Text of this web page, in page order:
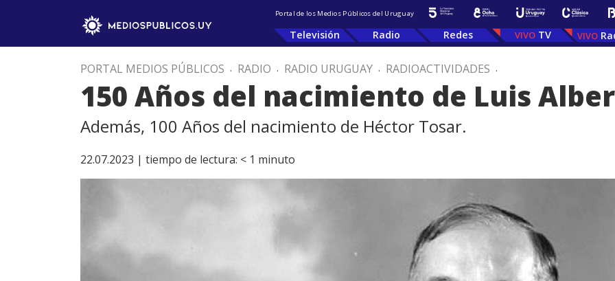
Portal de los Medios Públicos del Uruguay
Televisión Radio Redes TV
PORTAL MEDIOS PÚBLICOS . RADIO . RADIO URUGUAY . RADIOACTIVIDADES .
150 Años del nacimiento de Luis
Además, 100 Años del nacimiento de Héctor Tosar.
22.07.2023 | tiempo de lectura: < 1 minuto